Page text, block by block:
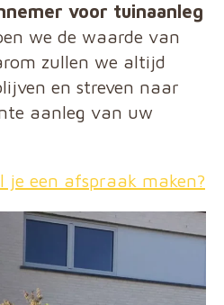
voor tuinaanleg
we de waarde van
zullen we altijd
en streven naar
aanleg van uw
een afspraak maken?